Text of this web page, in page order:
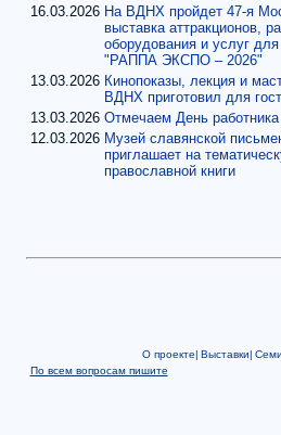
16.03.2026 На ВДНХ пройдет 47-я
выставка аттракционов,
оборудования и услуг
"РАППА ЭКСПО – 2026"
13.03.2026 Кинопоказы, лекция и
ВДНХ приготовил для
13.03.2026 Отмечаем День
12.03.2026 Музей славянской
приглашает на
православной книги
О проекте| Выставки|
По всем вопросам пишите